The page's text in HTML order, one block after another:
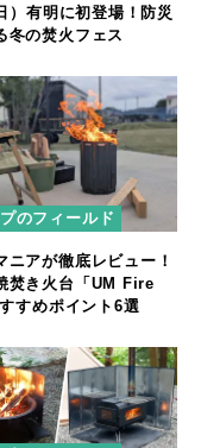
）有明に初登場！防災
冬の焚火フェス
のフィールド
ニアが徹底レビュー！
焚き火台「UM Fire
すめポイント6選